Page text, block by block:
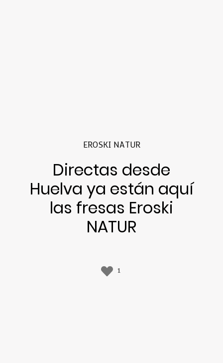
EROSKI NATUR
Directas desde
Huelva ya están aquí
las fresas Eroski
NATUR
1